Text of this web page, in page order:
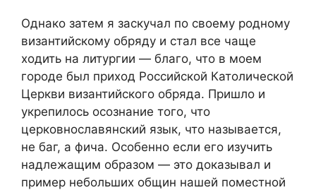
Однако затем я заскучал по своему родному
византийскому обряду и стал все чаще
ходить на литургии — благо, что в моем
городе был приход Российской Католической
Церкви византийского обряда. Пришло и
укрепилось осознание того, что
церковнославянский язык, что называется,
не баг, а фича. Особенно если его изучить
надлежащим образом — это доказывал и
пример небольших общин нашей поместной